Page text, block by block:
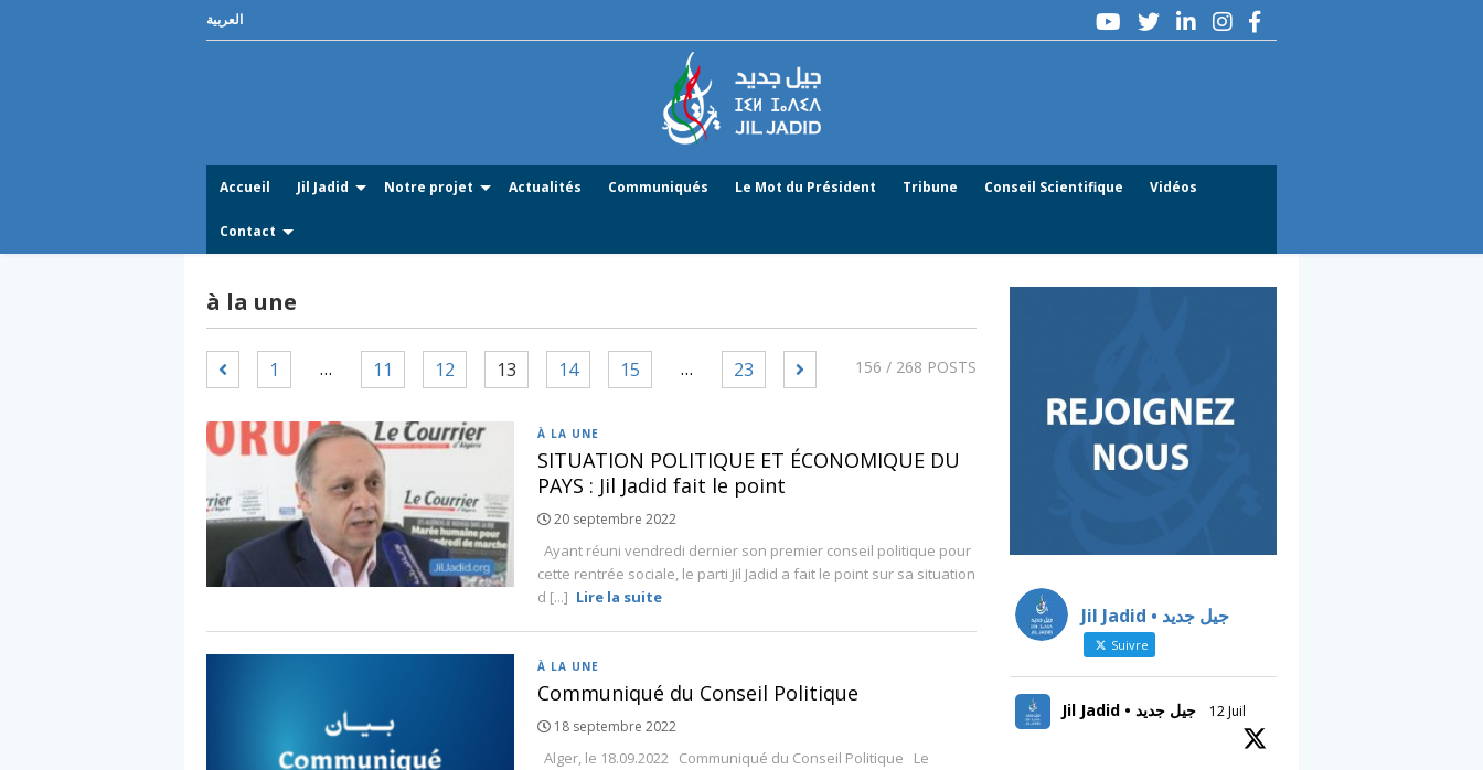
العربية
Accueil Jil Jadid Notre projet Actualités Communiqués Le Mot du Président Tribune Conseil Scientifique Vidéos
Contact
à la une
1 … 11 12 13 14 15 … 23 156 / 268 POSTS
À LA UNE
SITUATION POLITIQUE ET ÉCONOMIQUE DU
PAYS : Jil Jadid fait le point
20 septembre 2022
Ayant réuni vendredi dernier son premier conseil politique pour
cette rentrée sociale, le parti Jil Jadid a fait le point sur sa situation
d [...] Lire la suite
À LA UNE
Communiqué du Conseil Politique
18 septembre 2022
Alger, le 18.09.2022 Communiqué du Conseil Politique Le
Jil Jadid • جيل جديد
Suivre
Jil Jadid • جيل جديد 12 Juil